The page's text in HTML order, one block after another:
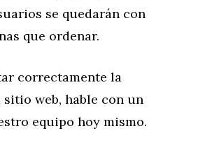
se quedarán con
que ordenar.
correctamente la
sitio web, hable con un
equipo hoy mismo.